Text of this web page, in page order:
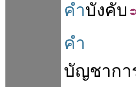
คำบังคับ
คำ
บัญชากา